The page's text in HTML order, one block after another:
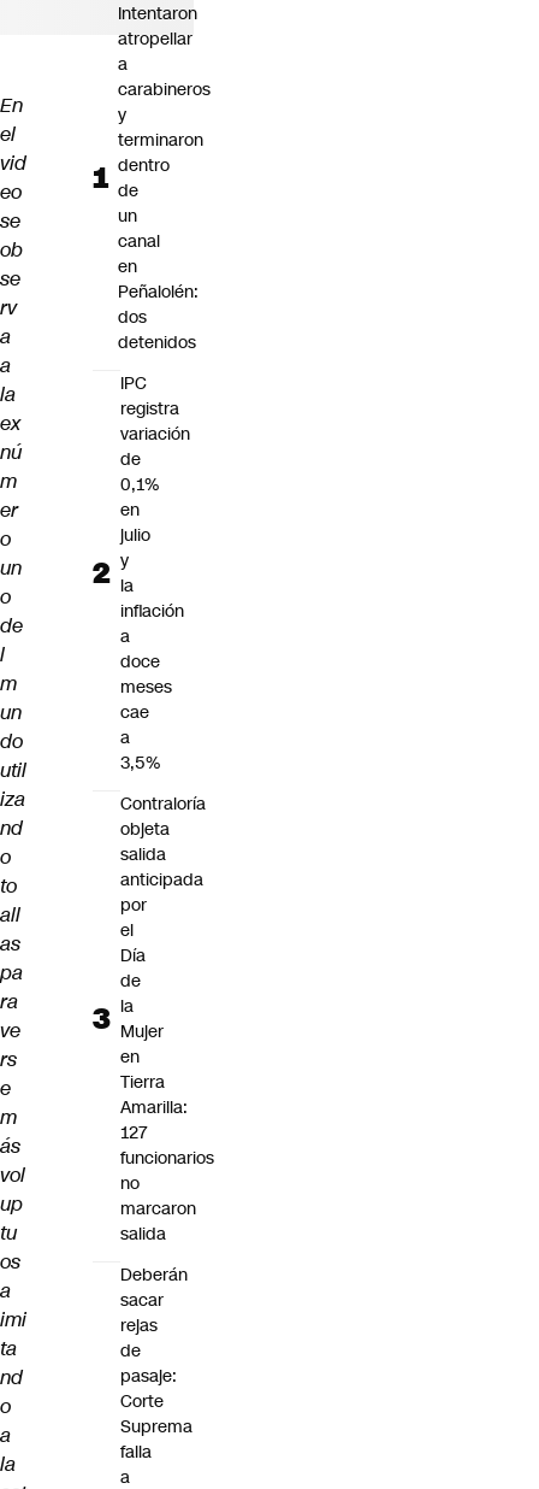
En
el
vid
eo
se
ob
se
rv
a
a
la
ex
nú
m
er
o
un
o
de
l
m
un
do
util
iza
nd
o
to
all
as
pa
ra
ve
rs
e
m
ás
vol
up
tu
os
a
imi
ta
nd
o
a
la
Intentaron
atropellar
a
carabineros
y
terminaron
dentro
de
un
canal
en
Peñalolén:
dos
detenidos
IPC
registra
variación
de
0,1%
en
julio
y
la
inflación
a
doce
meses
cae
a
3,5%
Contraloría
objeta
salida
anticipada
por
el
Día
de
la
Mujer
en
Tierra
Amarilla:
127
funcionarios
no
marcaron
salida
Deberán
sacar
rejas
de
pasaje:
Corte
Suprema
falla
a